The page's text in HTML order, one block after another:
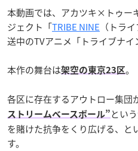
本動画では、アカツキ×トゥー
ジェクト「TRIBE NINE （トラ
送中のTVアニメ「トライブナイ
本作の舞台は架空の東京23区。
各区に存在するアウトロー集団
ストリームベースボール” とい
を賭けた抗争をくり広げる、と
す。